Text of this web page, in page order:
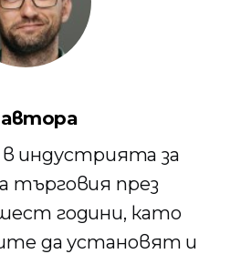
автора
индустрията за
търговия през
години, като
да установят и